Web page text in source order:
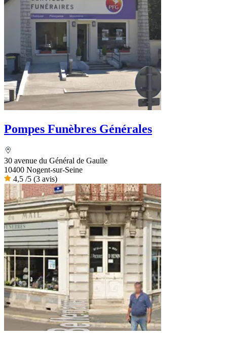
Pompes Funèbres Générales
30 avenue du Général de Gaulle
10400 Nogent-sur-Seine
4,5 /5 (3 avis)